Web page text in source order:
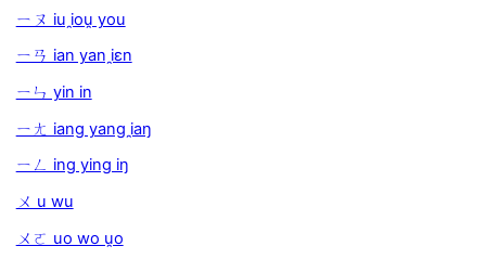
ㄧㄡ iu i̯ou̯ you
ㄧㄢ ian yan i̯ɛn
ㄧㄣ yin in
ㄧㄤ iang yang i̯aŋ
ㄧㄥ ing ying iŋ
ㄨ u wu
ㄨㄛ uo wo u̯o